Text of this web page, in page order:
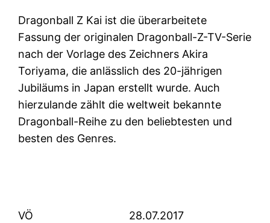
Dragonball Z Kai ist die überarbeitete
Fassung der originalen Dragonball-Z-TV-Serie
nach der Vorlage des Zeichners Akira
Toriyama, die anlässlich des 20-jährigen
Jubiläums in Japan erstellt wurde. Auch
hierzulande zählt die weltweit bekannte
Dragonball-Reihe zu den beliebtesten und
besten des Genres.
VÖ 28.07.2017